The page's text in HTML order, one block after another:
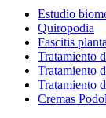
Estudio
Quiropodia
Fascitis
Tratamiento
Tratamiento
Tratamiento
Cremas